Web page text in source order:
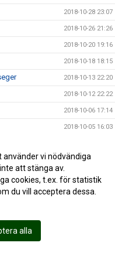
2018-10-28 23:07
2018-10-26 21:26
2018-10-20 19:16
2018-10-18 18:15
2018-10-13 22:20
2018-10-12 22:22
2018-10-06 17:14
2018-10-05 16:03
2018-09-29 12:48
2018-09-25 21:48
2018-09-11 12:15
vi nödvändiga
att stänga av.
cookies, t.ex. för statistik
du vill acceptera dessa.
alla